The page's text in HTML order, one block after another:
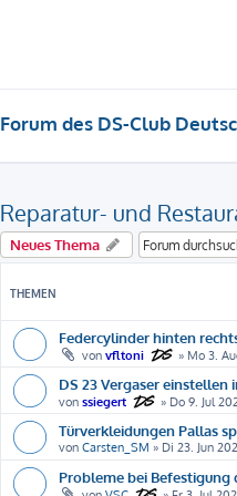
Forum des DS-Club
Reparatur- und
Neues Thema
THEMEN
Federcylinder hinten
von vfltoni » Mo 3.
DS 23 Vergaser einstellen
von ssiegert » Do 9. Jul
Türverkleidungen Pallas
von Carsten_SM » Di 23. Jun
Probleme bei Befestigung